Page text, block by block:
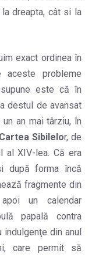
dreapta, cât si la
exact ordinea în
aceste probleme
este că în
destul de avansat
an mai târziu, în
Cartea Sibilelor, de
al XIV-lea. Că era
după forma încă
fragmente din
un calendar
papală contra
din anul
care permit să